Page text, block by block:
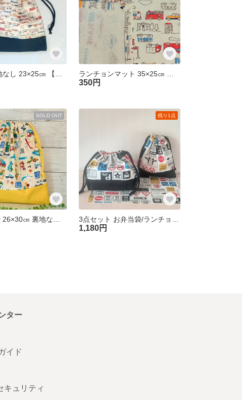
350円
SOLD OUT
お着替え袋 26×30㎝ 裏地なし [くるまイエロー] 車 体操服入れ お着替え入れ 巾着袋 入園準備 幼稚園 保育園 男の子
残り1点
3点セット お弁当袋/ランチョンマット/コップ袋 裏地なし【道路サイン】巾着袋 セット 入園準備 幼稚園 保育園 男の子 送料無料
1,180円
ター
イド
キュリティ